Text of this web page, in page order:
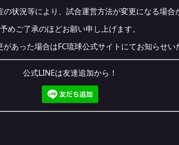
状況等により、試合運営方法が変更になる場合
予めご了承のほどお願い申し上げます。
あった場合はFC琉球公式サイトにてお知らせい
公式LINEは友達追加から！